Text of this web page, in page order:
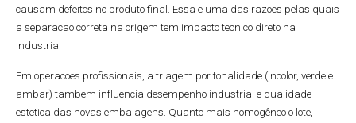
causam defeitos no produto final. Essa e uma das razoes pelas quais
a separacao correta na origem tem impacto tecnico direto na
industria.
Em operacoes profissionais, a triagem por tonalidade (incolor, verde e
ambar) tambem influencia desempenho industrial e qualidade
estetica das novas embalagens. Quanto mais homogêneo o lote,